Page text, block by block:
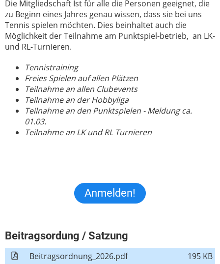
Die Mitgliedschaft Ist für alle die Personen geeignet, die
zu Beginn eines Jahres genau wissen, dass sie bei uns
Tennis spielen möchten. Dies beinhaltet auch die
Möglichkeit der Teilnahme am Punktspiel-betrieb, an LK-
und RL-Turnieren.
Tennistraining
Freies Spielen auf allen Plätzen
Teilnahme an allen Clubevents
Teilnahme an der Hobbyliga
Teilnahme an den Punktspielen - Meldung ca.
01.03.
Teilnahme an LK und RL Turnieren
Anmelden!
Beitragsordung / Satzung
Beitragsordnung_2026.pdf 195 KB